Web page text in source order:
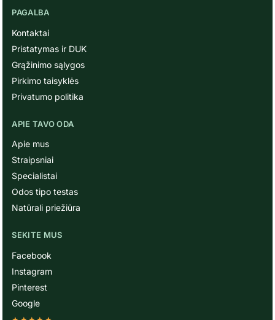
PAGALBA
Kontaktai
Pristatymas ir DUK
Grąžinimo sąlygos
Pirkimo taisyklės
Privatumo politika
APIE TAVO ODA
Apie mus
Straipsniai
Specialistai
Odos tipo testas
Natūrali priežiūra
SEKITE MUS
Facebook
Instagram
Pinterest
Google